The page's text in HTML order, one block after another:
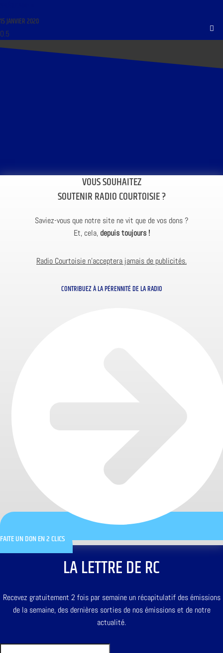
15 JANVIER 2020
VOUS SOUHAITEZ
SOUTENIR RADIO COURTOISIE ?
Saviez-vous que notre site ne vit que de vos dons ?
Et, cela, depuis toujours !
Radio Courtoisie n’acceptera jamais de publicités.
CONTRIBUEZ À LA PÉRENNITÉ DE LA RADIO
FAITE UN DON EN 2 CLICS
LA LETTRE DE RC
Recevez gratuitement 2 fois par semaine un récapitulatif des émissions
de la semaine, des dernières sorties de nos émissions et de notre
actualité.